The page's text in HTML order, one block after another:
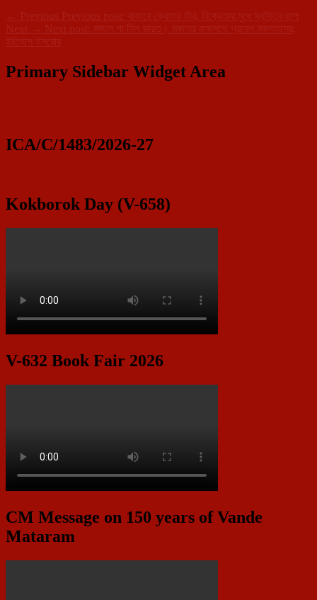
← Previous Previous post:
বাজারে ক্রেতার ভীর, বিক্রেতার মুখে স্বস্তির ছাপ
Next → Next post:
মঙ্গলে পা দিল ভারত। মঙ্গলের কক্ষপথে প্রবেশ মঙ্গলযানের,
ইতিহাস ইসরোর
Primary Sidebar Widget Area
ICA/C/1483/2026-27
Kokborok Day (V-658)
V-632 Book Fair 2026
CM Message on 150 years of Vande
Mataram